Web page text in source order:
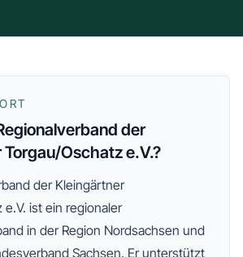
der
Oschatz e.V.?
der Kleingärtner
e.V. ist ein regionaler
in der Region Nordsachsen und
Sachsen. Er unterstützt